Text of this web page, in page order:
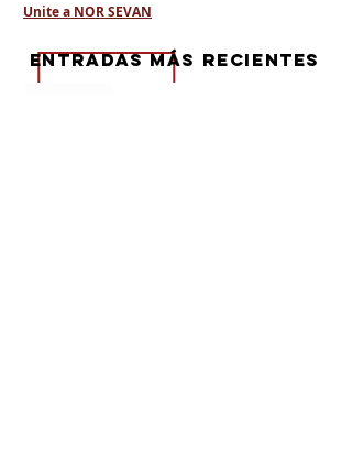
Unite a NOR SEVAN
eNTRADAS MÁS RECIENTES